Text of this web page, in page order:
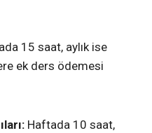
15 saat, aylık ise
ek ders ödemesi
Haftada 10 saat,